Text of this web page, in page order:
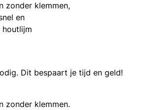
zonder klemmen,
en
Dit bespaart je tijd en geld!
zonder klemmen.